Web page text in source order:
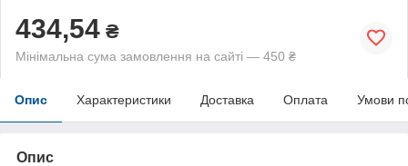
434,54 ₴
Мінімальна сума замовлення на сайті — 450 ₴
Опис Характеристики Доставка Оплата Умови
Опис